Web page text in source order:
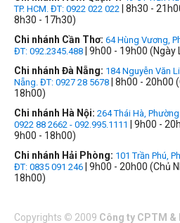
TP. HCM. ĐT: 0922 022 022 | 8h30 -
8h30 - 17h30)
Chi nhánh Cần Thơ: 64 Hùng Vương,
ĐT: 092.2345.488 | 9h00 - 19h00 (Ngày
Chi nhánh Đà Nẵng: 184 Nguyễn Văn
Nẵng. ĐT: 0927 28 5678 | 8h00 - 20h00
18h00)
Chi nhánh Hà Nội: 264 Thái Hà,
0922 88 2662 - 092.995.1111
| 9h00 -
9h00 - 18h00)
Chi nhánh Hải Phòng: 101 Trần Phú,
ĐT: 0835 091 246 | 9h00 - 20h00 (Chủ
18h00)
Copyrights © 2009 Công ty CPTM &